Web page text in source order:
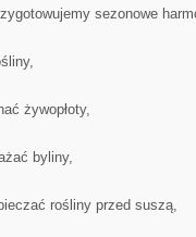
sezonowe
żywopłoty,
byliny,
rośliny przed suszą,